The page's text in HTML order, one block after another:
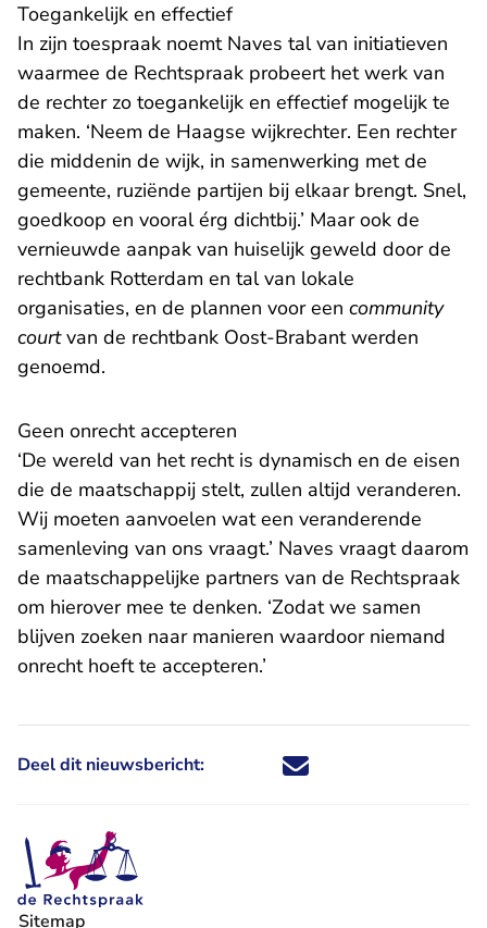
Toegankelijk en effectief
In zijn toespraak noemt Naves tal van initiatieven
waarmee de Rechtspraak probeert het werk van
de rechter zo toegankelijk en effectief mogelijk te
maken. ‘Neem de Haagse wijkrechter. Een rechter
die middenin de wijk, in samenwerking met de
gemeente, ruziënde partijen bij elkaar brengt. Snel,
goedkoop en vooral érg dichtbij.’ Maar ook de
vernieuwde aanpak van huiselijk geweld door de
rechtbank Rotterdam en tal van lokale
organisaties, en de plannen voor een community
courtvan de rechtbank Oost-Brabant werden
genoemd.
Geen onrecht accepteren
‘De wereld van het recht is dynamisch en de eisen
die de maatschappij stelt, zullen altijd veranderen.
Wij moeten aanvoelen wat een veranderende
samenleving van ons vraagt.’ Naves vraagt daarom
de maatschappelijke partners van de Rechtspraak
om hierover mee te denken. ‘Zodat we samen
blijven zoeken naar manieren waardoor niemand
onrecht hoeft te accepteren.’
Deel dit nieuwsbericht: Deel dit nieuwsbericht via X -
Deel dit nieuwsbericht via
Deel dit nieuwsbericht
Deel dit
Sitemap